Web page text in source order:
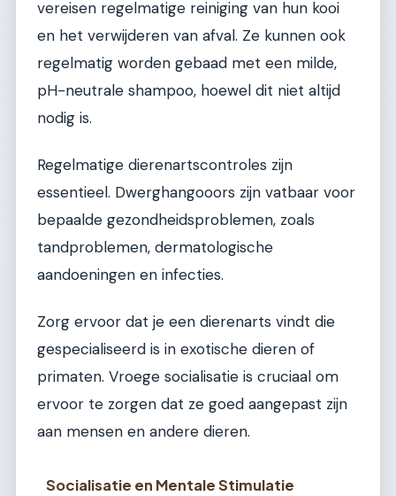
vereisen regelmatige reiniging van hun kooi
en het verwijderen van afval. Ze kunnen ook
regelmatig worden gebaad met een milde,
pH-neutrale shampoo, hoewel dit niet altijd
nodig is.
Regelmatige dierenartscontroles zijn
essentieel. Dwerghangooors zijn vatbaar voor
bepaalde gezondheidsproblemen, zoals
tandproblemen, dermatologische
aandoeningen en infecties.
Zorg ervoor dat je een dierenarts vindt die
gespecialiseerd is in exotische dieren of
primaten. Vroege socialisatie is cruciaal om
ervoor te zorgen dat ze goed aangepast zijn
aan mensen en andere dieren.
Socialisatie en Mentale Stimulatie